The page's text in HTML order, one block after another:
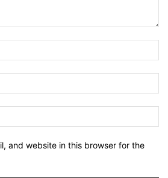
and website in this browser for the